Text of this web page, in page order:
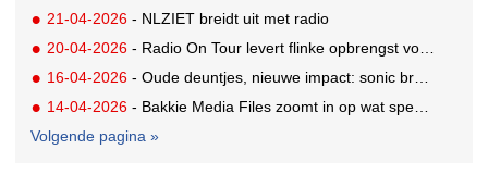
21-04-2026 - NLZIET breidt uit met radio
20-04-2026 - Radio On Tour levert flinke opbrengst voor No Guts No Glory
16-04-2026 - Oude deuntjes, nieuwe impact: sonic branding herpakt de spotlight
14-04-2026 - Bakkie Media Files zoomt in op wat speelt in de sector
Volgende pagina »